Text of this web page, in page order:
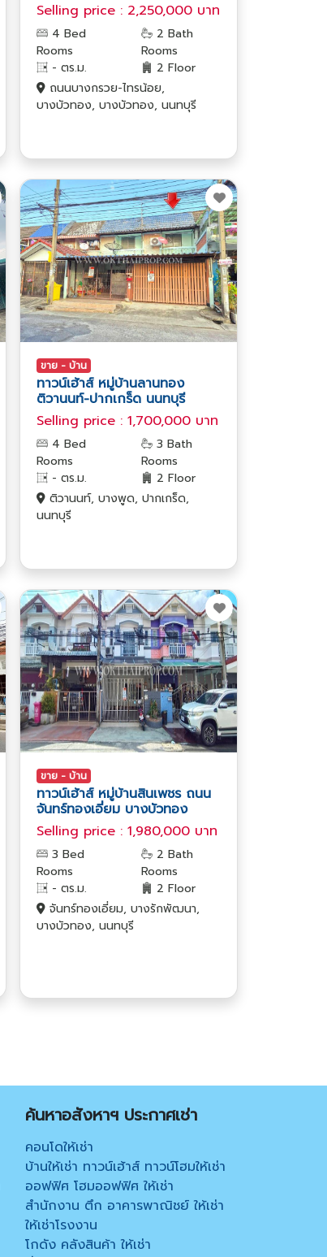
Selling price : 2,250,000 บาท
4 Bed
Rooms
2 Bath
Rooms
- ตร.ม.
2 Floor
ถนนบางกรวย-ไทรน้อย,
บางบัวทอง, บางบัวทอง, นนทบุรี
ขาย - บ้าน
ทาวน์เฮ้าส์ หมู่บ้านลานทอง
ติวานนท์-ปากเกร็ด นนทบุรี
Selling price : 1,700,000 บาท
4 Bed
Rooms
3 Bath
Rooms
- ตร.ม.
2 Floor
ติวานนท์, บางพูด, ปากเกร็ด,
นนทบุรี
ขาย - บ้าน
ทาวน์เฮ้าส์ หมู่บ้านสินเพชร ถนน
จันทร์ทองเอี่ยม บางบัวทอง
Selling price : 1,980,000 บาท
3 Bed
Rooms
2 Bath
Rooms
- ตร.ม.
2 Floor
จันทร์ทองเอี่ยม, บางรักพัฒนา,
บางบัวทอง, นนทบุรี
ค้นหาอสังหาฯ ประกาศเช่า
คอนโดให้เช่า
บ้านให้เช่า ทาวน์เฮ้าส์ ทาวน์โฮมให้เช่า
ออฟฟิศ โฮมออฟฟิศ ให้เช่า
สำนักงาน ตึก อาคารพาณิชย์ ให้เช่า
ให้เช่าโรงงาน
โกดัง คลังสินค้า ให้เช่า